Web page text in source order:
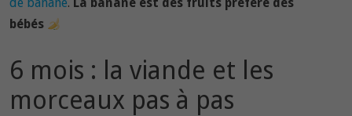
bébés
6 mois : la viande et les
morceaux pas à pas